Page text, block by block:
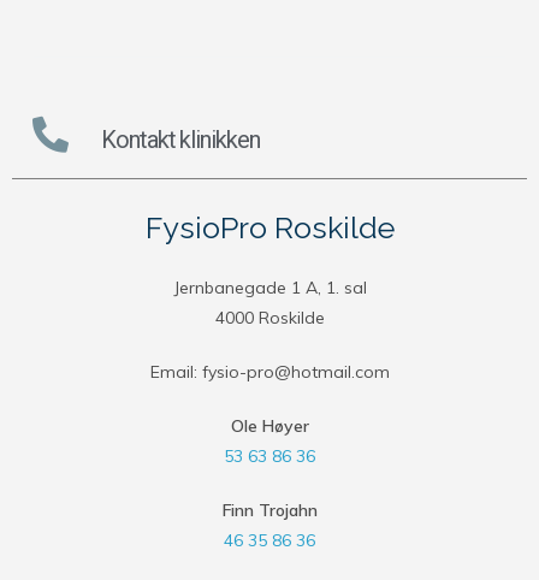
Kontakt klinikken
FysioPro Roskilde
Jernbanegade 1 A, 1. sal
4000 Roskilde
Email: fysio-pro@hotmail.com
Ole Høyer
53 63 86 36
Finn Trojahn
46 35 86 36